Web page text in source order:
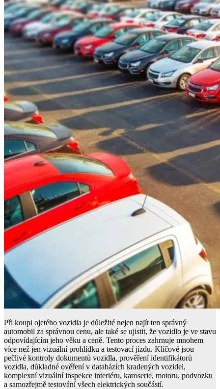
Při koupi ojetého vozidla je důležité nejen najít ten správný
automobil za správnou cenu, ale také se ujistit, že vozidlo je ve stavu
odpovídajícím jeho věku a ceně. Tento proces zahrnuje mnohem
více než jen vizuální prohlídku a testovací jízdu. Klíčové jsou
pečlivé kontroly dokumentů vozidla, prověření identifikátorů
vozidla, důkladné ověření v databázích kradených vozidel,
komplexní vizuální inspekce interiéru, karoserie, motoru, podvozku
a samozřejmě testování všech elektrických součástí.